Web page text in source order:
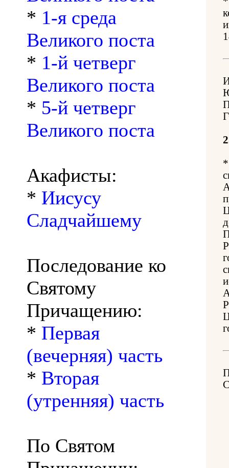
* 1-я среда
Великого поста
* 1-й четверг
Великого поста
* 5-й четверг
Великого поста
Акафисты:
* Иисусу
Сладчайшему
Последование ко
Святому
Причащению:
* Первая
(вечерняя) часть
* Вторая
(утренняя) часть
По Святом
*